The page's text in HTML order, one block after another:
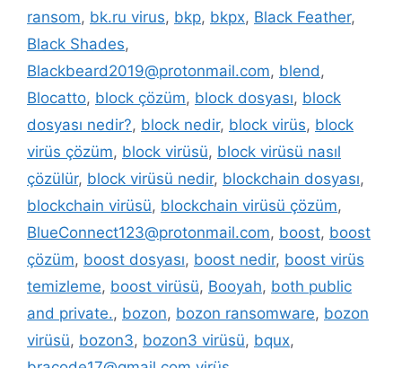
ransom, bk.ru virus, bkp, bkpx, Black Feather,
Black Shades,
Blackbeard2019@protonmail.com, blend,
Blocatto, block çözüm, block dosyası, block
dosyası nedir?, block nedir, block virüs, block
virüs çözüm, block virüsü, block virüsü nasıl
çözülür, block virüsü nedir, blockchain dosyası,
blockchain virüsü, blockchain virüsü çözüm,
BlueConnect123@protonmail.com, boost, boost
çözüm, boost dosyası, boost nedir, boost virüs
temizleme, boost virüsü, Booyah, both public
and private., bozon, bozon ransomware, bozon
virüsü, bozon3, bozon3 virüsü, bqux,